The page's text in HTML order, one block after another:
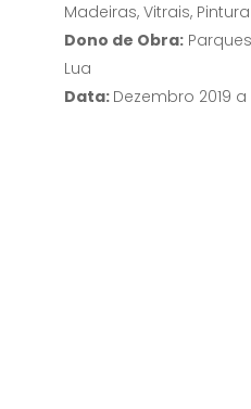
Madeiras, Vitrais,
Dono de Obra:
Lua
Data: Dezembro 2019